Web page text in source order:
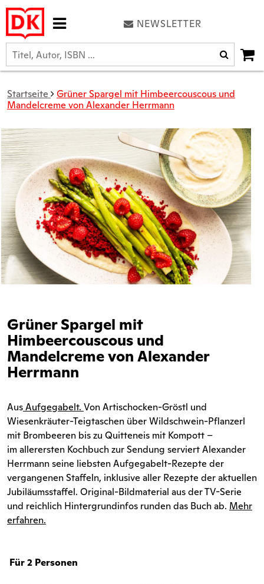
NEWSLETTER
Startseite
Grüner Spargel mit Himbeercouscous und
Mandelcreme von Alexander Herrmann
Grüner Spargel mit
Himbeercouscous und
Mandelcreme von Alexander
Herrmann
AusAufgegabelt. Von Artischocken-Gröstl und
Wiesenkräuter-Teigtaschen über Wildschwein-Pflanzerl
mit Brombeeren bis zu Quitteneis mit Kompott –
im allerersten Kochbuch zur Sendung serviert Alexander
Herrmann seine liebsten Aufgegabelt-Rezepte der
vergangenen Staffeln, inklusive aller Rezepte der aktuellen
Jubiläumsstaffel. Original-Bildmaterial aus der TV-Serie
und reichlich Hintergrundinfos runden das Buch ab. Mehr
erfahren.
Für 2 Personen